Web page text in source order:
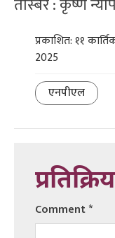
प्रकाशित: ११
2025
एनपीएल
Comment*